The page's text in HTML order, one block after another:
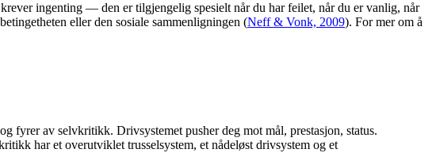
ingenting — den er tilgjengelig spesielt når du har feilet, når du er vanlig, når
eller den sosiale sammenligningen (Neff & Vonk, 2009). For mer om å
fyrer av selvkritikk. Drivsystemet pusher deg mot mål, prestasjon, status.
har et overutviklet trusselsystem, et nådeløst drivsystem og et